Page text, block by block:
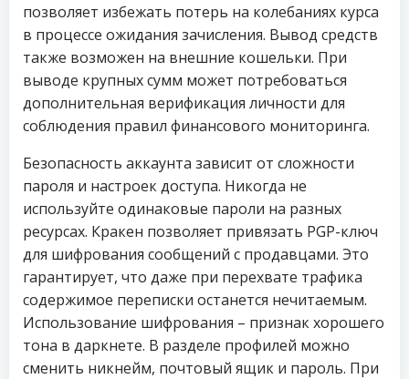
позволяет избежать потерь на колебаниях курса
в процессе ожидания зачисления. Вывод средств
также возможен на внешние кошельки. При
выводе крупных сумм может потребоваться
дополнительная верификация личности для
соблюдения правил финансового мониторинга.
Безопасность аккаунта зависит от сложности
пароля и настроек доступа. Никогда не
используйте одинаковые пароли на разных
ресурсах. Кракен позволяет привязать PGP-ключ
для шифрования сообщений с продавцами. Это
гарантирует, что даже при перехвате трафика
содержимое переписки останется нечитаемым.
Использование шифрования – признак хорошего
тона в даркнете. В разделе профилей можно
сменить никнейм, почтовый ящик и пароль. При